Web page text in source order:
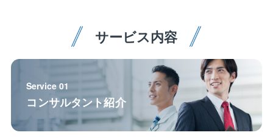
【同社の魅力】
◎整ったワークライフバランス
同社では繁忙期でも30～40h程度で月平均残業時間は2
0hと非常に働きやすい環境です。
営業部門との連携がしっかりと取れているため、過度
な受注を避けることができております。
収益率の高い業務の受注を行っているため、業務量を
サービス内容
Service 01
コンサルタント紹介